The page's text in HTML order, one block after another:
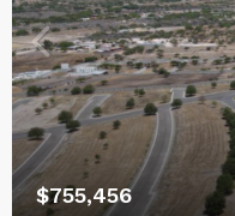
$755,456